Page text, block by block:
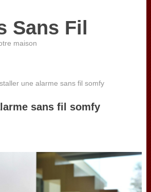
Sans Fil
maison
une alarme sans fil somfy
sans fil somfy